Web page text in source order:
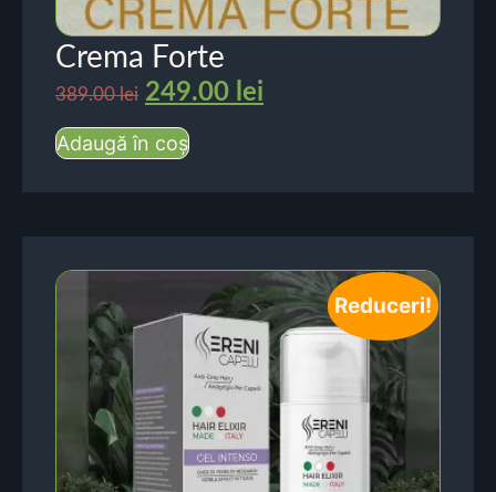
Crema Forte
389.00lei 249.00 lei
Adaugă în coș
Reduceri!